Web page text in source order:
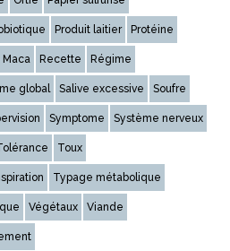
Produit laitier Protéine
Recette Régime
global Salive excessive Soufre
Symptome Système nerveux
Toux
Typage métabolique
Végétaux Viande